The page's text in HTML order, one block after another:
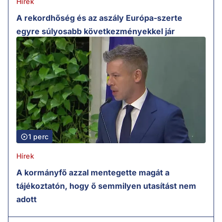
A rekordhőség és az aszály Európa-szerte
egyre súlyosabb következményekkel jár
1 perc
Hírek
A kormányfő azzal mentegette magát a
tájékoztatón, hogy ő semmilyen utasítást nem
adott